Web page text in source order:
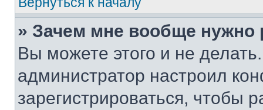
» Зачем мне вообще нужно
Вы можете этого и не
администратор настроил
зарегистрироваться, чтобы